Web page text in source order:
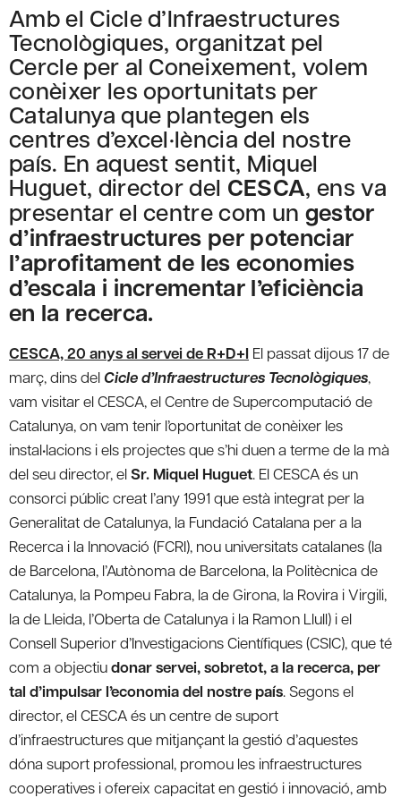
Amb el Cicle d’Infraestructures
Tecnològiques, organitzat pel
Cercle per al Coneixement, volem
conèixer les oportunitats per
Catalunya que plantegen els
centres d’excel·lència del nostre
país. En aquest sentit, Miquel
Huguet, director del CESCA, ens va
presentar el centre com un gestor
d’infraestructures per potenciar
l’aprofitament de les economies
d’escala i incrementar l’eficiència
en la recerca.
CESCA, 20 anys al servei de R+D+I El passat dijous 17 de
març, dins del Cicle d’Infraestructures Tecnològiques,
vam visitar el CESCA, el Centre de Supercomputació de
Catalunya, on vam tenir l’oportunitat de conèixer les
instal•lacions i els projectes que s’hi duen a terme de la mà
del seu director, elSr. Miquel Huguet. El CESCA és un
consorci públic creat l’any 1991 que està integrat per la
Generalitat de Catalunya, la Fundació Catalana per a la
Recerca i la Innovació (FCRI), nou universitats catalanes (la
de Barcelona, l’Autònoma de Barcelona, la Politècnica de
Catalunya, la Pompeu Fabra, la de Girona, la Rovira i Virgili,
la de Lleida, l’Oberta de Catalunya i la Ramon Llull) i el
Consell Superior d’Investigacions Científiques (CSIC), que té
com a objectiudonar servei, sobretot, a la recerca, per
tal d’impulsar l’economia del nostre país. Segons el
director, el CESCA és un centre de suport
d’infraestructures que mitjançant la gestió d’aquestes
dóna suport professional, promou les infraestructures
cooperatives i ofereix capacitat en gestió i innovació, amb